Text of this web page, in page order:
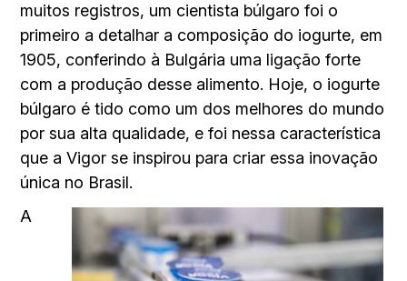
muitos registros, um cientista búlgaro foi o
primeiro a detalhar a composição do iogurte, em
1905, conferindo à Bulgária uma ligação forte
com a produção desse alimento. Hoje, o iogurte
búlgaro é tido como um dos melhores do mundo
por sua alta qualidade, e foi nessa característica
que a Vigor se inspirou para criar essa inovação
única no Brasil.
A